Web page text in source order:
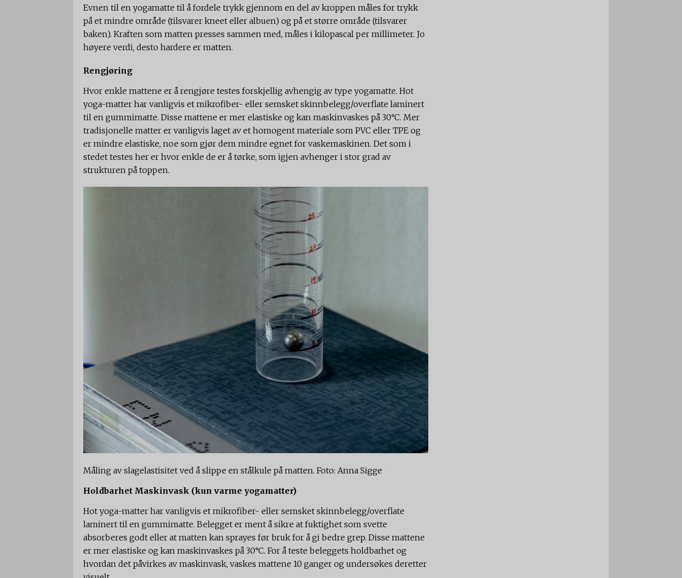
Evnen til en yogamatte til å fordele trykk gjennom en del av kroppen måles for trykk
på et mindre område (tilsvarer kneet eller albuen) og på et større område (tilsvarer
baken). Kraften som matten presses sammen med, måles i kilopascal per millimeter. Jo
høyere verdi, desto hardere er matten.
Rengjøring
Hvor enkle mattene er å rengjøre testes forskjellig avhengig av type yogamatte. Hot
yoga-matter har vanligvis et mikrofiber- eller semsket skinnbelegg/overflate laminert
til en gummimatte. Disse mattene er mer elastiske og kan maskinvaskes på 30°C. Mer
tradisjonelle matter er vanligvis laget av et homogent materiale som PVC eller TPE og
er mindre elastiske, noe som gjør dem mindre egnet for vaskemaskinen. Det som i
stedet testes her er hvor enkle de er å tørke, som igjen avhenger i stor grad av
strukturen på toppen.
Måling av slagelastisitet ved å slippe en stålkule på matten. Foto: Anna Sigge
Holdbarhet Maskinvask (kun varme yogamatter)
Hot yoga-matter har vanligvis et mikrofiber- eller semsket skinnbelegg/overflate
laminert til en gummimatte. Belegget er ment å sikre at fuktighet som svette
absorberes godt eller at matten kan sprayes før bruk for å gi bedre grep. Disse mattene
er mer elastiske og kan maskinvaskes på 30°C. For å teste beleggets holdbarhet og
hvordan det påvirkes av maskinvask, vaskes mattene 10 ganger og undersøkes deretter